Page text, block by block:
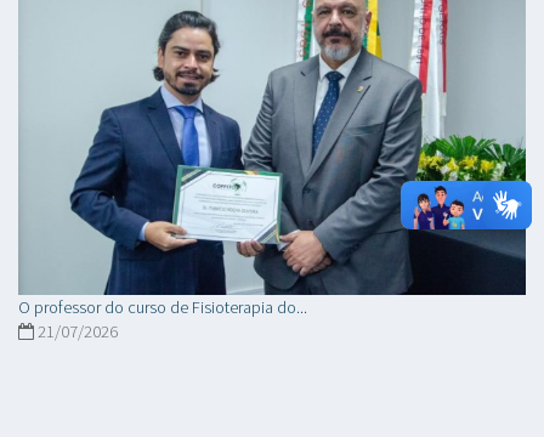
O professor do curso de Fisioterapia do...
21/07/2026